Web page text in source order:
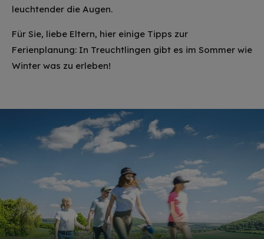
leuchtender die Augen.
Für Sie, liebe Eltern, hier einige Tipps zur
Ferienplanung: In Treuchtlingen gibt es im Sommer wie
Winter was zu erleben!